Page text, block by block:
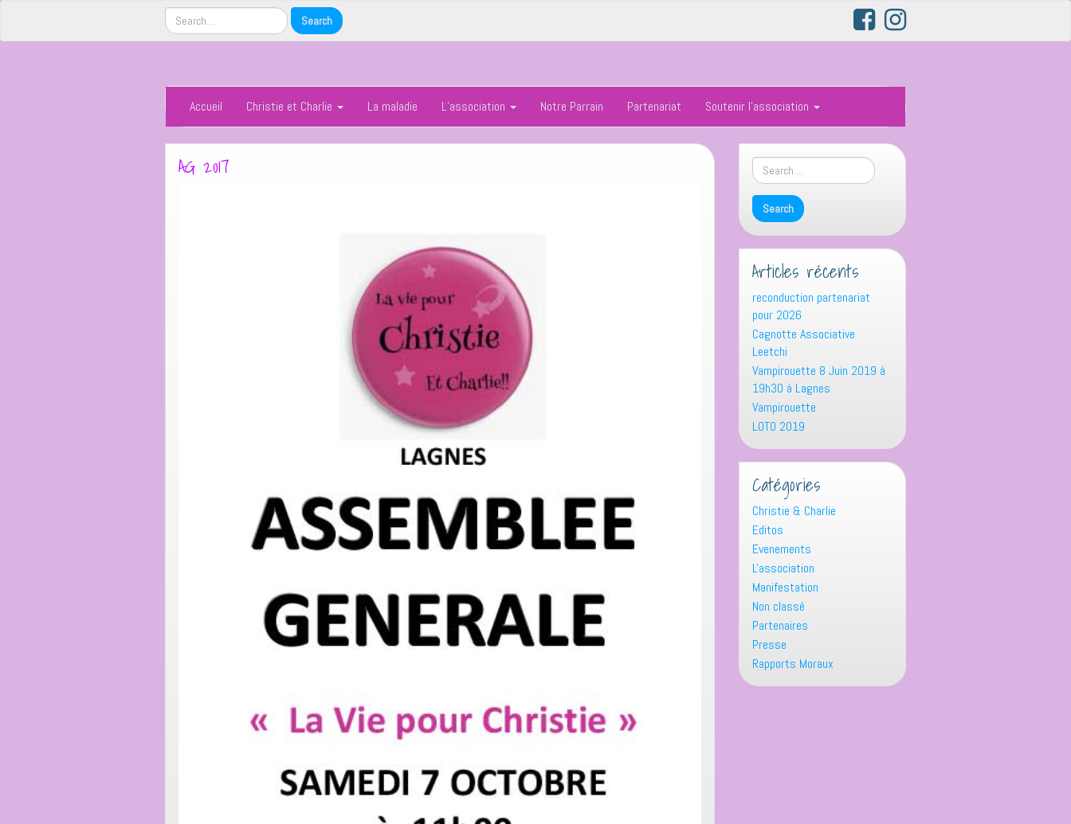
Accueil Christie et Charlie La maladie L’association Notre Parrain Partenariat Soutenir l’association
AG 2017
Articles récents
reconduction partenariat
pour 2026
Cagnotte Associative
Leetchi
Vampirouette 8 Juin 2019 à
19h30 à Lagnes
Vampirouette
LOTO 2019
Catégories
Christie & Charlie
Editos
Evenements
L'association
Manifestation
Non classé
Partenaires
Presse
Rapports Moraux